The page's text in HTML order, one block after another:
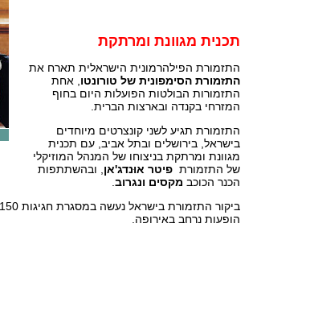
תכנית מגוונת ומרתקת
התזמורת הפילהרמונית הישראלית תארח את
התזמורת הסימפונית של טורונטו , אחת
התזמורות הבולטות הפועלות היום בחוף
המזרחי בקנדה ובארצות הברית.
התזמורת תגיע לשני קונצרטים מיוחדים
בישראל, בירושלים ובתל אביב, עם תכנית
מגוונת ומרתקת בניצוחו של המנהל המוזיקלי
של התזמורת פיטר אונדג'אן , ובהשתתפות
הכנר הכוכב מקסים ונגרוב
הופעות נרחב באירופה.